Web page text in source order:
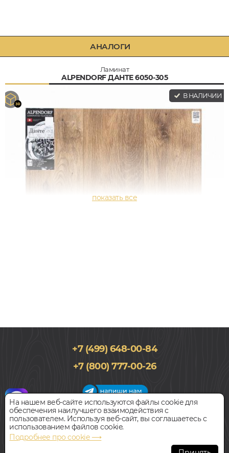
АНАЛОГИ
Ламинат
ALPENDORF ДАНТЕ 6050-305
В НАЛИЧИИ
147x1218, 8мм
34 класс, Дуб, Однополосный, Влагостойкий
Цена за 1 м² 1 650руб.
БЫСТРЫЙ ЗАКАЗ КУПИТЬ
+7 (499) 648-00-84
+7 (800) 777-00-26
График работы салона
Пн-Вс с 09:00 до 21:00
Наш адрес:127018, г. Москва,
ул.Складочная, д.1, строение 9
На нашем веб-сайте используются файлы cookie для
обеспечения наилучшего взаимодействия с
пользователем. Используя веб-сайт, вы соглашаетесь с
использованием файлов cookie.
Подробнее про cookie ⟶